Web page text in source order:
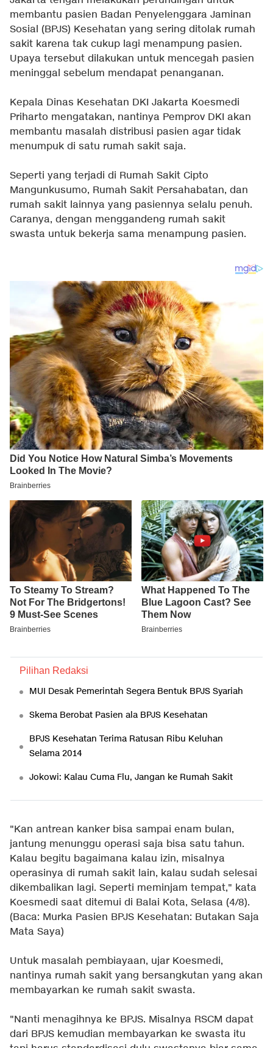
membantu pasien Badan Penyelenggara Jaminan
Sosial (BPJS) Kesehatan yang sering ditolak rumah
sakit karena tak cukup lagi menampung pasien.
Upaya tersebut dilakukan untuk mencegah pasien
meninggal sebelum mendapat penanganan.
Kepala Dinas Kesehatan DKI Jakarta Koesmedi
Priharto mengatakan, nantinya Pemprov DKI akan
membantu masalah distribusi pasien agar tidak
menumpuk di satu rumah sakit saja.
Seperti yang terjadi di Rumah Sakit Cipto
Mangunkusumo, Rumah Sakit Persahabatan, dan
rumah sakit lainnya yang pasiennya selalu penuh.
Caranya, dengan menggandeng rumah sakit
swasta untuk bekerja sama menampung pasien.
Pilihan Redaksi
MUI Desak Pemerintah Segera Bentuk BPJS Syariah
Skema Berobat Pasien ala BPJS Kesehatan
BPJS Kesehatan Terima Ratusan Ribu Keluhan
Selama 2014
Jokowi: Kalau Cuma Flu, Jangan ke Rumah Sakit
"Kan antrean kanker bisa sampai enam bulan,
jantung menunggu operasi saja bisa satu tahun.
Kalau begitu bagaimana kalau izin, misalnya
operasinya di rumah sakit lain, kalau sudah selesai
dikembalikan lagi. Seperti meminjam tempat," kata
Koesmedi saat ditemui di Balai Kota, Selasa (4/8).
(Baca: Murka Pasien BPJS Kesehatan: Butakan Saja
Mata Saya)
Untuk masalah pembiayaan, ujar Koesmedi,
nantinya rumah sakit yang bersangkutan yang akan
membayarkan ke rumah sakit swasta.
"Nanti menagihnya ke BPJS. Misalnya RSCM dapat
dari BPJS kemudian membayarkan ke swasta itu